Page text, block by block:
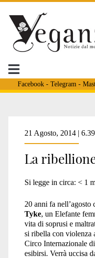
Facebook- Telegram -
Tag:
21 Agosto, 2014 |
La
Si legge in circa: < 1
20 anni fa
Tyke, un Elefante
vita di soprusi e
si ribella con violenza
Circo Internazionale
esibirsi. Verrà uccisa